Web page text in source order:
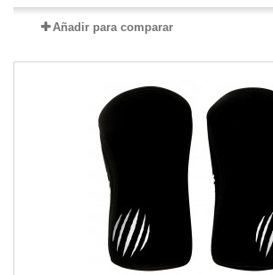
Añadir para comparar